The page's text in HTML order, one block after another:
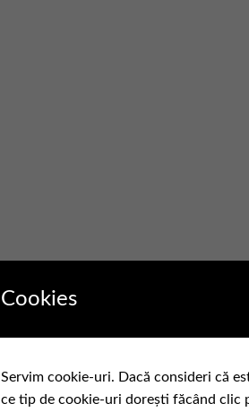
Cookies
Servim cookie-uri. Dacă consideri că
ce tip de cookie-uri dorești făcând clic